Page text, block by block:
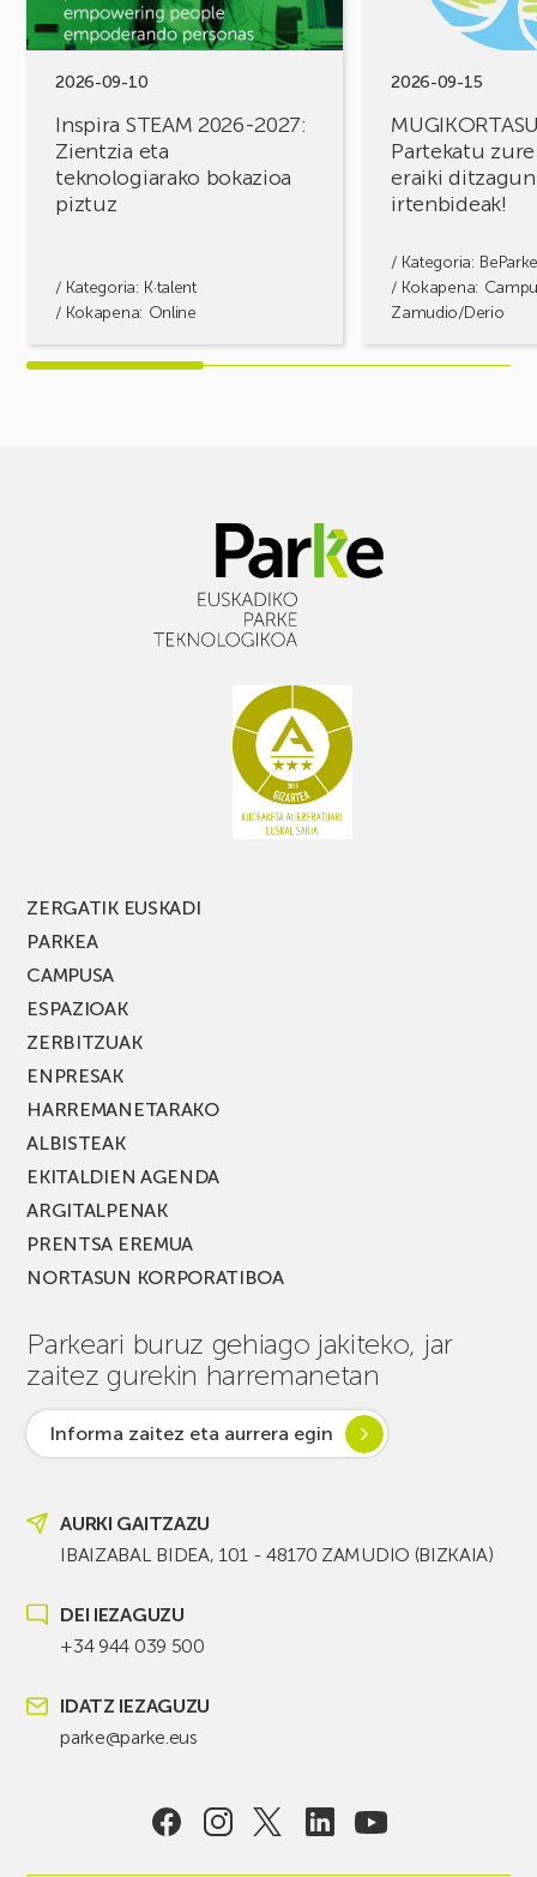
2026-09-10
Inspira STEAM 2026-2027:
Zientzia eta
teknologiarako bokazioa
piztuz
/ Kategoria: K·talent
/ Kokapena: Online
eta
teknologiarako
bokazioa
2026-09-15
Partekatu
eraiki ditzagun
irtenbideak!
/ Kategoria:
/ Kokapena:
Zamudio/Derio
irtenbideak!
ZERGATIK EUSKADI
PARKEA
CAMPUSA
ESPAZIOAK
ZERBITZUAK
ENPRESAK
HARREMANETARAKO
ALBISTEAK
EKITALDIEN AGENDA
ARGITALPENAK
PRENTSA EREMUA
NORTASUN KORPORATIBOA
Parkeari buruz gehiago jakiteko, jar
zaitez gurekin harremanetan
Informa zaitez eta aurrera egin
AURKI GAITZAZU
IBAIZABAL BIDEA, 101 - 48170 ZAMUDIO (BIZKAIA)
DEI IEZAGUZU
+34 944 039 500
IDATZ IEZAGUZU
parke@parke.eus